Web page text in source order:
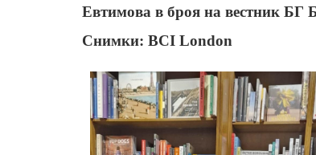
Евтимова в броя на вестник БГ
Снимки: BCI London